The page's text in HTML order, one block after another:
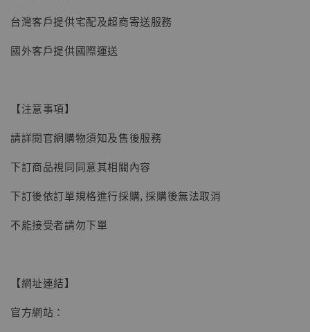
NT$ 4,980
NT$ 5,300
台灣客戶提供宅配及超商寄送服務
國外客戶提供國際運送
【注意事項】
請詳閱官網購物須知及售後服務
下訂商品視同同意其相關內容
下訂後依訂單規格進行採購, 採購後無法取消
不能接受者請勿下單
【網址連結】
官方網站：